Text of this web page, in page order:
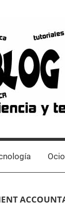
Ocio